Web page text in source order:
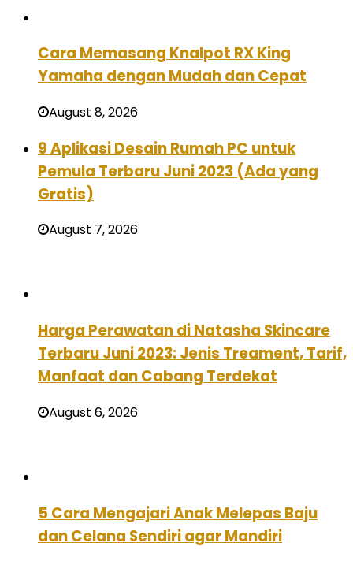
Cara Memasang Knalpot RX King
Yamaha dengan Mudah dan Cepat
August 8, 2026
9 Aplikasi Desain Rumah PC untuk
Pemula Terbaru Juni 2023 (Ada yang
Gratis)
August 7, 2026
Harga Perawatan di Natasha Skincare
Terbaru Juni 2023: Jenis Treament, Tarif,
Manfaat dan Cabang Terdekat
August 6, 2026
5 Cara Mengajari Anak Melepas Baju
dan Celana Sendiri agar Mandiri